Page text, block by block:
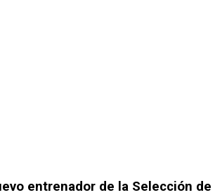
entrenador de la Selección de